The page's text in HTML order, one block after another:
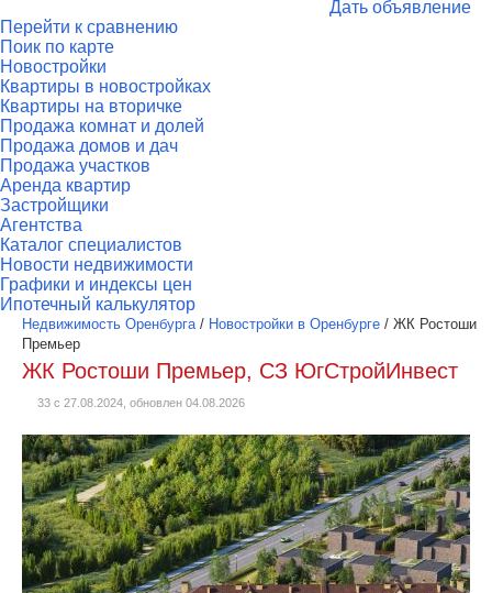
Дать объявление
Перейти к сравнению
Поик по карте
Новостройки
Квартиры в новостройках
Квартиры на вторичке
Продажа комнат и долей
Продажа домов и дач
Продажа участков
Аренда квартир
Застройщики
Агентства
Каталог специалистов
Новости недвижимости
Графики и индексы цен
Ипотечный калькулятор
Недвижимость Оренбурга/ Новостройки в Оренбурге / ЖК Ростоши
Премьер
ЖК Ростоши Премьер, СЗ ЮгСтройИнвест
33 с 27.08.2024, обновлен 04.08.2026